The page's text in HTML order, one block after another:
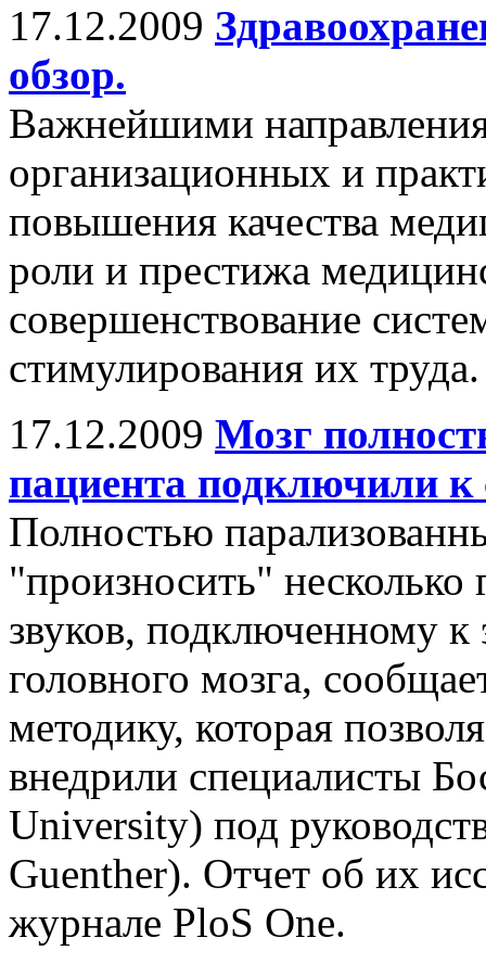
17.12.2009
обзор.
Важнейшими
организационных и
повышения качества
роли и престижа
совершенствование
стимулирования их труда.
17.12.2009 Мозг
пациента подключили к
Полностью
"произносить" несколько
звуков, подключенному к
головного мозга,
методику, которая
внедрили специалисты
University) под
Guenther). Отчет об их
журнале PloS One.